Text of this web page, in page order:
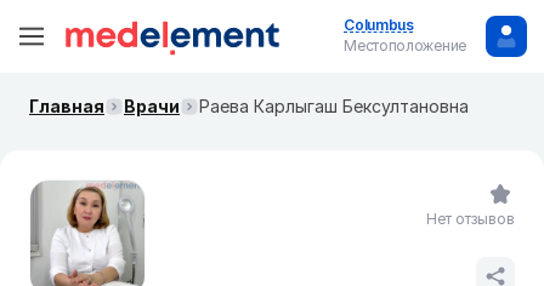
Columbus
Местоположение
Главная Врачи Раева Карлыгаш Бексултановна
Нет отзывов